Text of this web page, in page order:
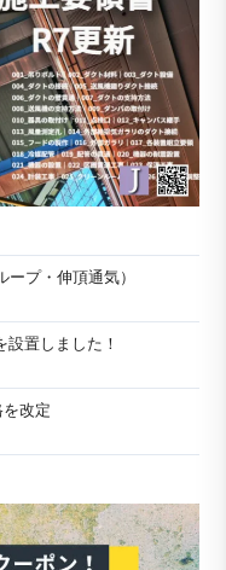
プ・伸頂通気）
設置しました！
改定